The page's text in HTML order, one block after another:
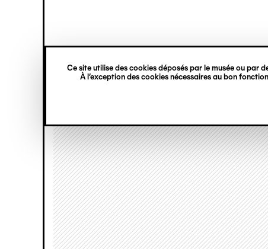
Ce site utilise des cookies déposés par le musée ou par
À l’exception des cookies nécessaires au bon
principal
verticale